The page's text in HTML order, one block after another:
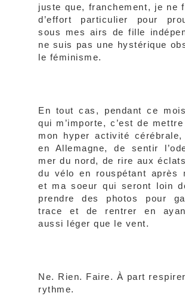
juste que, franchement, je ne
d’effort particulier pour
sous mes airs de fille
ne suis pas une hystérique
le féminisme.
En tout cas, pendant ce
qui m’importe, c’est de
mon hyper activité
en Allemagne, de sentir
mer du nord, de rire aux
du vélo en rouspétant après
et ma soeur qui seront loin
prendre des photos pour
trace et de rentrer en
aussi léger que le vent.
Ne. Rien. Faire. À part
rythme.